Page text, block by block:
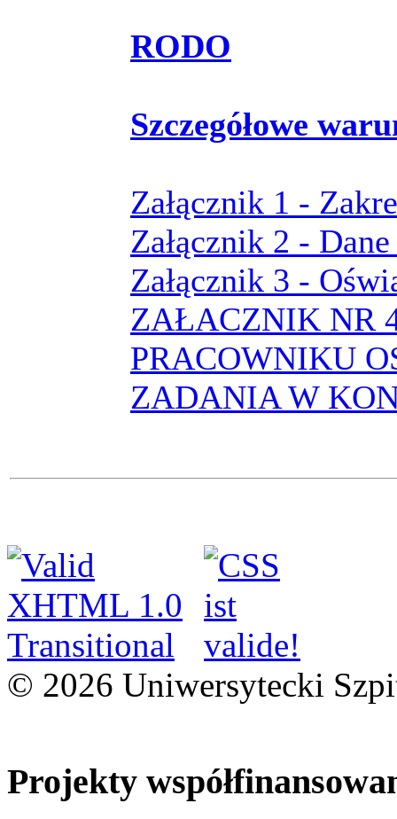
RODO
Szczegółowe
Załącznik 1 -
Załącznik 2 -
Załącznik 3 -
ZAŁACZNIK NR
PRACOWNIKU
ZADANIA W
© 2026 Uniwersytecki
Projekty